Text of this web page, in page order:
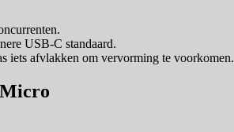
USB-C standaard.
iets afvlakken om vervorming te voorkomen.
Micro